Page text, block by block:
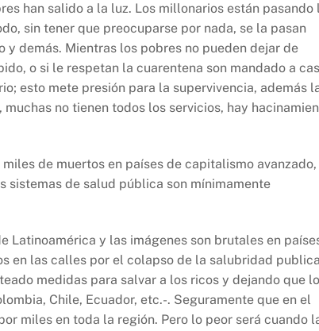
han salido a la luz. Los millonarios están pasando
sin tener que preocuparse por nada, se la pasan
demás. Mientras los pobres no pueden dejar de
o si le respetan la cuarentena son mandado a
esto mete presión para la supervivencia, además
no tienen todos los servicios, hay
de muertos en países de capitalismo avanzado,
sistemas de salud pública son mínimamente
Latinoamérica y las imágenes son brutales en
en las calles por el colapso de la salubridad
medidas para salvar a los ricos y dejando que
Chile, Ecuador, etc.-. Seguramente que en el
miles en toda la región. Pero lo peor será cuando